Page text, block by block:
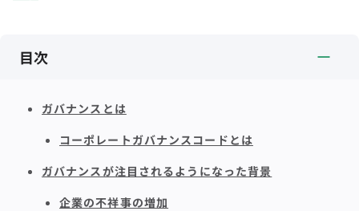
目次
ガバナンスとは
コーポレートガバナンスコードとは
ガバナンスが注目されるようになった背景
企業の不祥事の増加